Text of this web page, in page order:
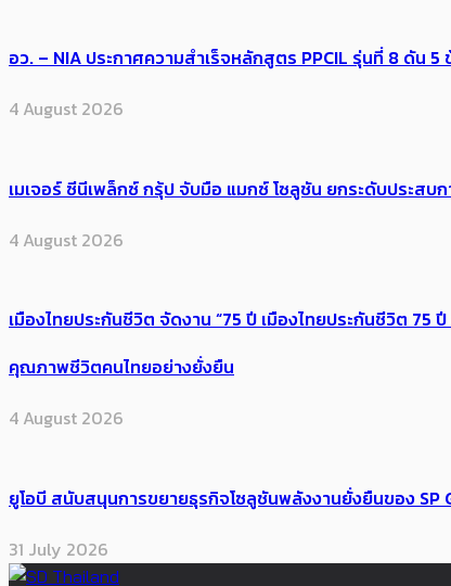
อว. – NIA ประกาศความสำเร็จหลักสูตร PPCIL รุ่นที่ 8 ดัน
4 August 2026
เมเจอร์ ซีนีเพล็กซ์ กรุ้ป จับมือ แมกซ์ โซลูชัน ยกระดับประส
4 August 2026
เมืองไทยประกันชีวิต จัดงาน “75 ปี เมืองไทยประกันชีวิต
คุณภาพชีวิตคนไทยอย่างยั่งยืน
4 August 2026
ยูโอบี สนับสนุนการขยายธุรกิจโซลูชันพลังงานยั่งยืนของ SP
31 July 2026